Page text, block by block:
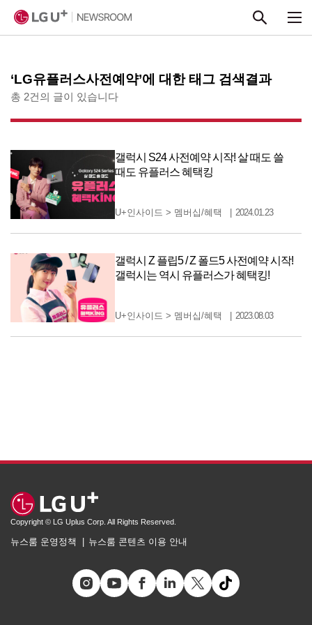
‘LG유플러스사전예약’에 대한 태그 검색결과
총 2건의 글이 있습니다
갤럭시 S24 사전예약 시작! 살 때도 쓸
때도 유플러스 혜택킹
U+인사이드 > 멤버십/혜택 2024.01.23
갤럭시 Z 플립5 / Z 폴드5 사전예약 시작!
갤럭시는 역시 유플러스가 혜택킹!
U+인사이드 > 멤버십/혜택 2023.08.03
Copyright © LG Uplus Corp. All Rights Reserved.
뉴스룸 운영정책 뉴스룸 콘텐츠 이용 안내